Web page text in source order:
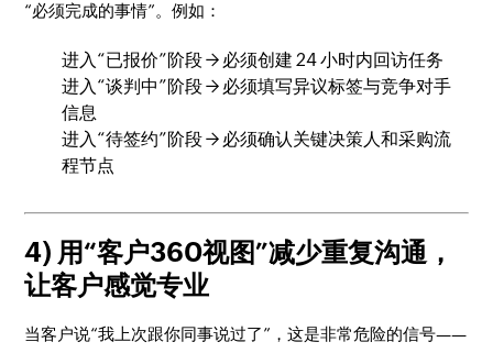
“必须完成的事情”。例如：
进入“已报价”阶段 → 必须创建 24 小时内回访任务
进入“谈判中”阶段 → 必须填写异议标签与竞争对手
信息
进入“待签约”阶段 → 必须确认关键决策人和采购流
程节点
4) 用“客户360视图”减少重复沟通，
让客户感觉专业
当客户说“我上次跟你同事说过了”，这是非常危险的信号——